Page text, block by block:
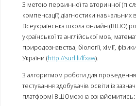
З метою первинної та вторинної
компенсації) діагностики навчальних
Всеукраїнська школа онлайн (ВШО)
української та англійської мов,
природознавства, біології, хімії,
України (http://surl.li/lfxaw).
З алгоритмом роботи для проведення
тестування здобувачів освіти із
платформі ВШОможна ознайомитись: